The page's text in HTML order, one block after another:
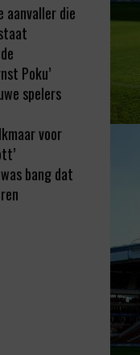
aanvaller die
Poku’
spelers
voor
bang dat